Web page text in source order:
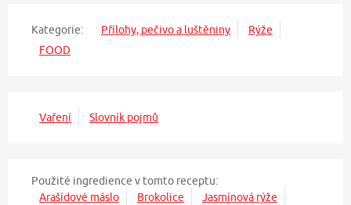
Kategorie: Přílohy, pečivo a luštěniny
Rýže
FOOD
Vaření Slovník pojmů
Použité ingredience v tomto receptu:
Arašídové máslo
Brokolice
Jasmínová rýže